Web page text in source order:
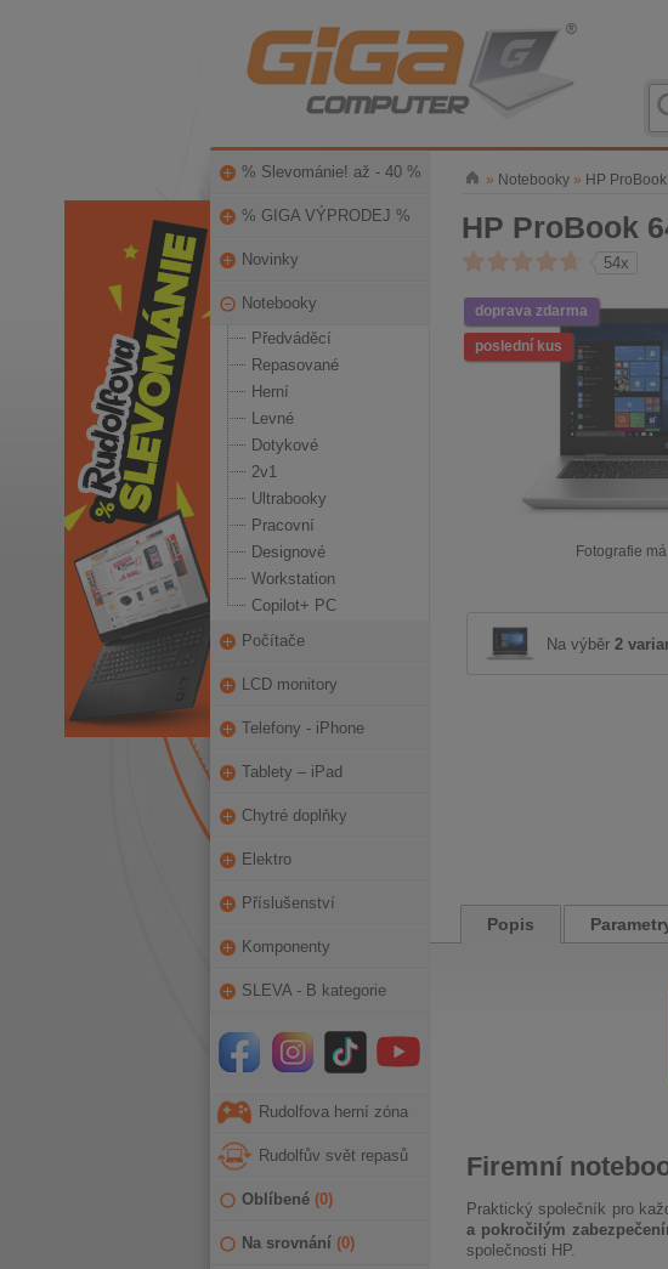
% Slevománie! až - 40 %
% GIGA VÝPRODEJ %
Novinky
Notebooky
Předváděcí
Repasované
Herní
Levné
Dotykové
2v1
Ultrabooky
Pracovní
Designové
Workstation
Copilot+ PC
Počítače
LCD monitory
Telefony - iPhone
Tablety – iPad
Chytré doplňky
Elektro
Příslušenství
Komponenty
SLEVA - B kategorie
Rudolfova herní zóna
Rudolfův svět repasů
Oblíbené (0)
Na srovnání (0)
» Notebooky» HP
HP ProBook
54x
doprava zdarma
poslední kus
Fotografie
Na výběr 2
Popis
Firemní
Praktický společník pro
a pokročilým
společnosti HP.